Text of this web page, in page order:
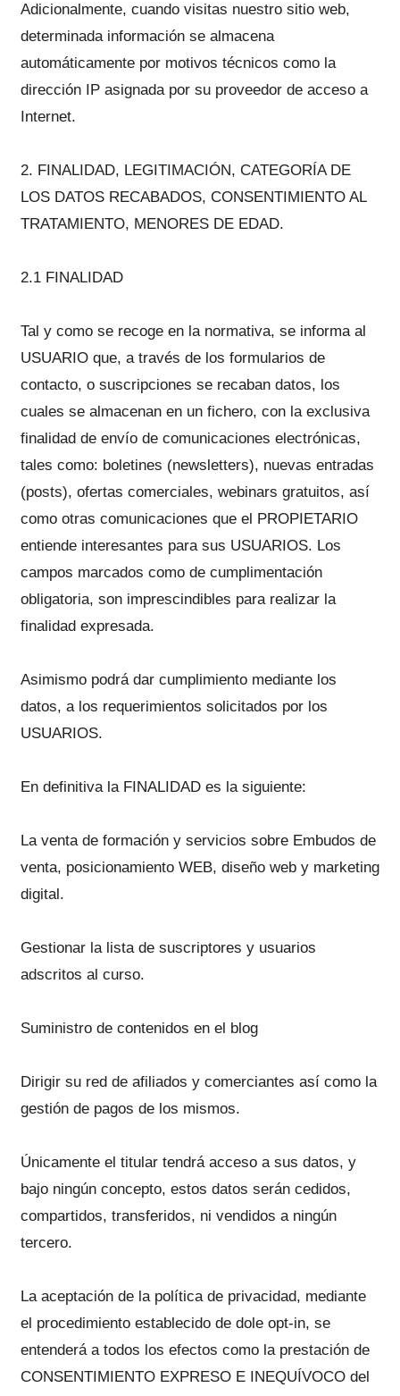
Adicionalmente, cuando visitas nuestro sitio web,
determinada información se almacena
automáticamente por motivos técnicos como la
dirección IP asignada por su proveedor de acceso a
Internet.
2. FINALIDAD, LEGITIMACIÓN, CATEGORÍA DE
LOS DATOS RECABADOS, CONSENTIMIENTO AL
TRATAMIENTO, MENORES DE EDAD.
2.1 FINALIDAD
Tal y como se recoge en la normativa, se informa al
USUARIO que, a través de los formularios de
contacto, o suscripciones se recaban datos, los
cuales se almacenan en un fichero, con la exclusiva
finalidad de envío de comunicaciones electrónicas,
tales como: boletines (newsletters), nuevas entradas
(posts), ofertas comerciales, webinars gratuitos, así
como otras comunicaciones que el PROPIETARIO
entiende interesantes para sus USUARIOS. Los
campos marcados como de cumplimentación
obligatoria, son imprescindibles para realizar la
finalidad expresada.
Asimismo podrá dar cumplimiento mediante los
datos, a los requerimientos solicitados por los
USUARIOS.
En definitiva la FINALIDAD es la siguiente:
La venta de formación y servicios sobre Embudos de
venta, posicionamiento WEB, diseño web y marketing
digital.
Gestionar la lista de suscriptores y usuarios
adscritos al curso.
Suministro de contenidos en el blog
Dirigir su red de afiliados y comerciantes así como la
gestión de pagos de los mismos.
Únicamente el titular tendrá acceso a sus datos, y
bajo ningún concepto, estos datos serán cedidos,
compartidos, transferidos, ni vendidos a ningún
tercero.
La aceptación de la política de privacidad, mediante
el procedimiento establecido de dole opt-in, se
entenderá a todos los efectos como la prestación de
CONSENTIMIENTO EXPRESO E INEQUÍVOCO del